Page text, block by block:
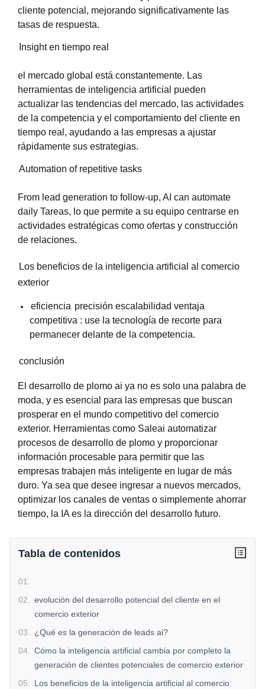
cliente potencial, mejorando significativamente las
tasas de respuesta.
Insight en tiempo real
el mercado global está constantemente. Las
herramientas de inteligencia artificial pueden
actualizar las tendencias del mercado, las actividades
de la competencia y el comportamiento del cliente en
tiempo real, ayudando a las empresas a ajustar
rápidamente sus estrategias.
Automation of repetitive tasks
From lead generation to follow-up, AI can automate
daily Tareas, lo que permite a su equipo centrarse en
actividades estratégicas como ofertas y construcción
de relaciones.
Los beneficios de la inteligencia artificial al comercio
exterior
eficiencia precisión escalabilidad ventaja
competitiva : use la tecnología de recorte para
permanecer delante de la competencia.
conclusión
El desarrollo de plomo ai ya no es solo una palabra de
moda, y es esencial para las empresas que buscan
prosperar en el mundo competitivo del comercio
exterior. Herramientas como Saleai automatizar
procesos de desarrollo de plomo y proporcionar
información procesable para permitir que las
empresas trabajen más inteligente en lugar de más
duro. Ya sea que desee ingresar a nuevos mercados,
optimizar los canales de ventas o simplemente ahorrar
tiempo, la IA es la dirección del desarrollo futuro.
Tabla de contenidos
01
02
evolución del desarrollo potencial del cliente en el
comercio exterior
03
¿Qué es la generación de leads ai?
04
Cómo la inteligencia artificial cambia por completo la
generación de clientes potenciales de comercio exterior
05
Los beneficios de la inteligencia artificial al comercio